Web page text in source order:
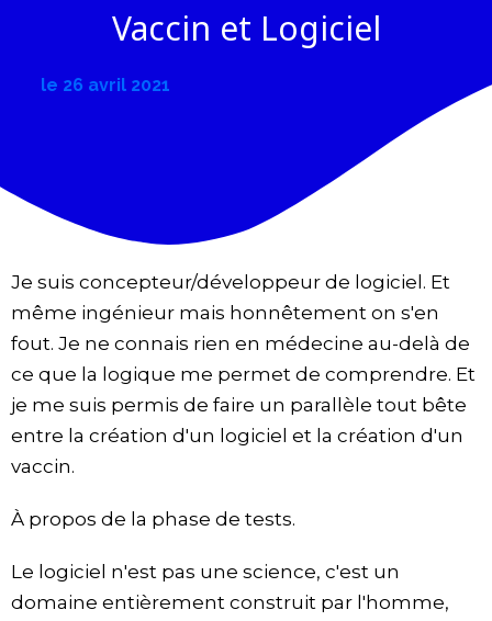
Vaccin et Logiciel
le 26 avril 2021
Je suis concepteur/développeur de logiciel. Et
même ingénieur mais honnêtement on s'en
fout. Je ne connais rien en médecine au-delà de
ce que la logique me permet de comprendre. Et
je me suis permis de faire un parallèle tout bête
entre la création d'un logiciel et la création d'un
vaccin.
À propos de la phase de tests.
Le logiciel n'est pas une science, c'est un
domaine entièrement construit par l'homme,